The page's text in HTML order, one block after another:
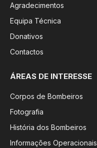
Agradecimentos
Equipa Técnica
Donativos
Contactos
ÁREAS DE INTERESSE
Corpos de Bombeiros
Fotografia
História dos Bombeiros
Informações Operacionais